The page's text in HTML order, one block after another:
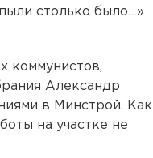
столько было…»
коммунистов,
Александр
в Минстрой. Как
на участке не